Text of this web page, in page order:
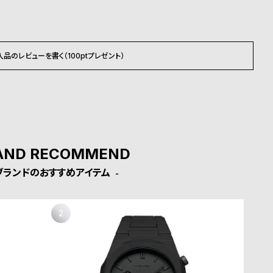
品のレビューを書く（100ptプレゼント）
RECOMMEND
ランドのおすすめアイテム